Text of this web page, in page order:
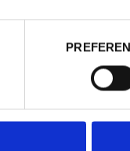
CAPITALES DE